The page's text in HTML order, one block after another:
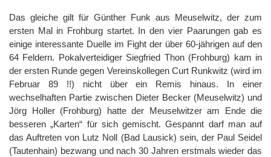
Das gleiche gilt für Günther Funk aus Meuselwitz, der zum
ersten Mal in Frohburg startet. In den vier Paarungen gab es
einige interessante Duelle im Fight der über 60-jährigen auf den
64 Feldern. Pokalverteidiger Siegfried Thon (Frohburg) kam in
der ersten Runde gegen Vereinskollegen Curt Runkwitz (wird im
Februar 89 !!) nicht über ein Remis hinaus. In einer
wechselhaften Partie zwischen Dieter Becker (Meuselwitz) und
Jörg Holler (Frohburg) hatte der Meuselwitzer am Ende die
besseren „Karten“ für sich gemischt. Gespannt darf man auf
das Auftreten von Lutz Noll (Bad Lausick) sein, der Paul Seidel
(Tautenhain) bezwang und nach 30 Jahren erstmals wieder das